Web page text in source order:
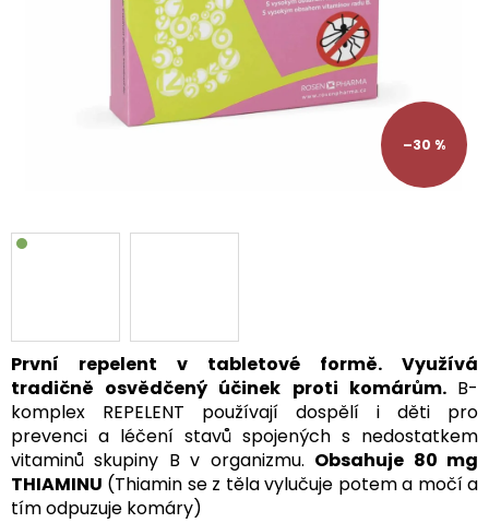
–30 %
První repelent v tabletové formě. Využívá
tradičně osvědčený účinek proti komárům. B-
komplex REPELENT používají dospělí i děti pro
prevenci a léčení stavů spojených s nedostatkem
vitaminů skupiny B v organizmu. Obsahuje 80 mg
THIAMINU (Thiamin se z těla vylučuje potem a močí a
tím odpuzuje komáry)